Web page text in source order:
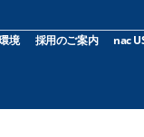
境 採用のご案内 nac